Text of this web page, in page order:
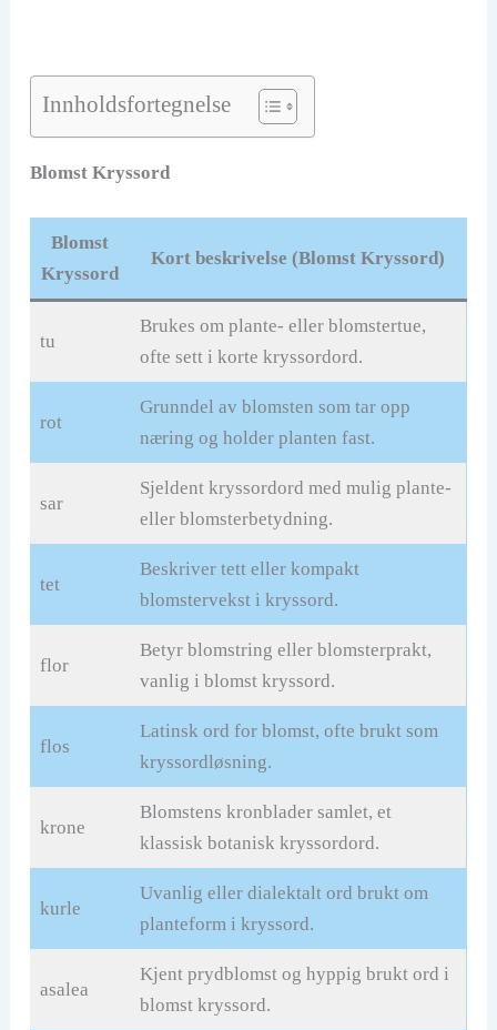
Innholdsfortegnelse
Blomst Kryssord
Blomst
Kryssord
Kort beskrivelse (Blomst Kryssord)
tu
Brukes om plante- eller blomstertue,
ofte sett i korte kryssordord.
rot
Grunndel av blomsten som tar opp
næring og holder planten fast.
sar
Sjeldent kryssordord med mulig plante-
eller blomsterbetydning.
tet
Beskriver tett eller kompakt
blomstervekst i kryssord.
flor
Betyr blomstring eller blomsterprakt,
vanlig i blomst kryssord.
flos
Latinsk ord for blomst, ofte brukt som
kryssordløsning.
krone
Blomstens kronblader samlet, et
klassisk botanisk kryssordord.
kurle
Uvanlig eller dialektalt ord brukt om
planteform i kryssord.
asalea
Kjent prydblomst og hyppig brukt ord i
blomst kryssord.